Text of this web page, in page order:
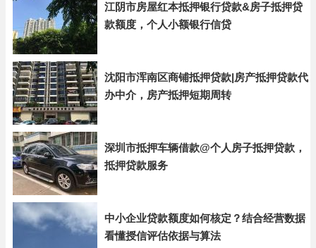
江阴市房屋红本抵押银行贷款&房子抵押贷
款额度，个人小额银行信贷
沈阳市浑南区商铺抵押贷款|房产抵押贷款代
办中介，房产抵押短期周转
深圳市抵押车辆借款@个人房子抵押贷款，
抵押贷款服务
中小企业贷款额度如何核定？结合经营数据
看懂授信评估依据与算法